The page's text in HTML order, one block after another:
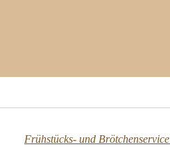
Frühstücks- und Brötchenservice